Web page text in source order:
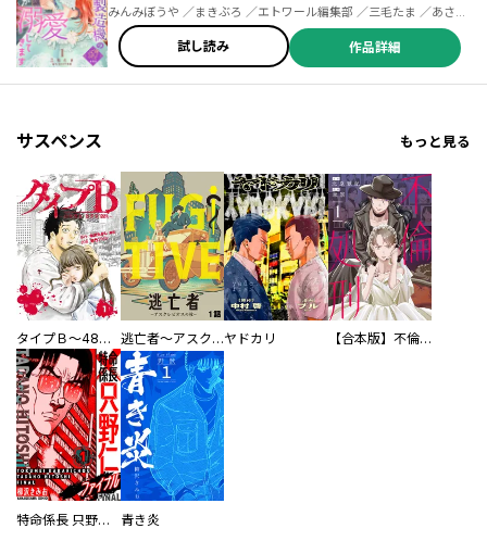
みんみぼうや ／まきぶろ ／エトワール編集部 ／三毛たま ／あさぎ
千夜春 ／夏木立 ／gacchi ／黒百合姫 ／雪兎ざっく ／宇賀有良 ／
あんこ ／緋乃鹿六 ／仙崎ひとみ ／Perinya ／れもんぴーる ／山田
ツナ子 ／田山
試し読み 作品詳細
サスペンス もっと見る
タイプＢ～48時間後、致死率100％～【単話】 逃亡者～アスクレピオスの杖～ヤドカリ 【合本版】不倫処刑
特命係長 只野仁ファイナル 愛蔵版 青き炎